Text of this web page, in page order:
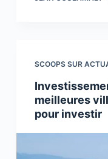
SCOOPS SUR
meilleures
pour investir